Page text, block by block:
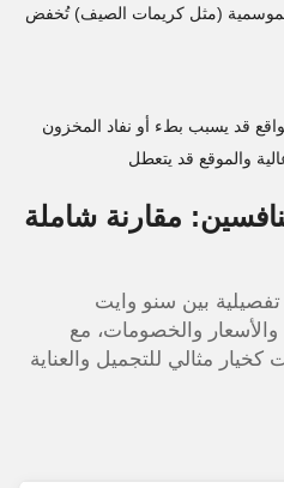
(مثل كريمات الصيف) تُخفض
قد يسبب بطء أو نفاد المخزون
والموقع قد يتعطل
مقارنة شاملة
بين سنو وايت
والخصومات، مع
مثالي للتجميل والعناية